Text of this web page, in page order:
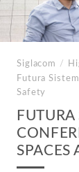
SIGLACOM
Siglacom /
Futura
Safety
FUTURA
SPACES